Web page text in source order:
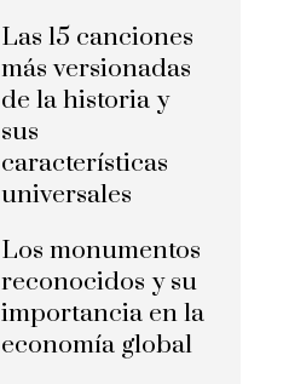
Las 15 canciones
más versionadas
de la historia y
sus
características
universales
Los monumentos
reconocidos y su
importancia en la
economía global